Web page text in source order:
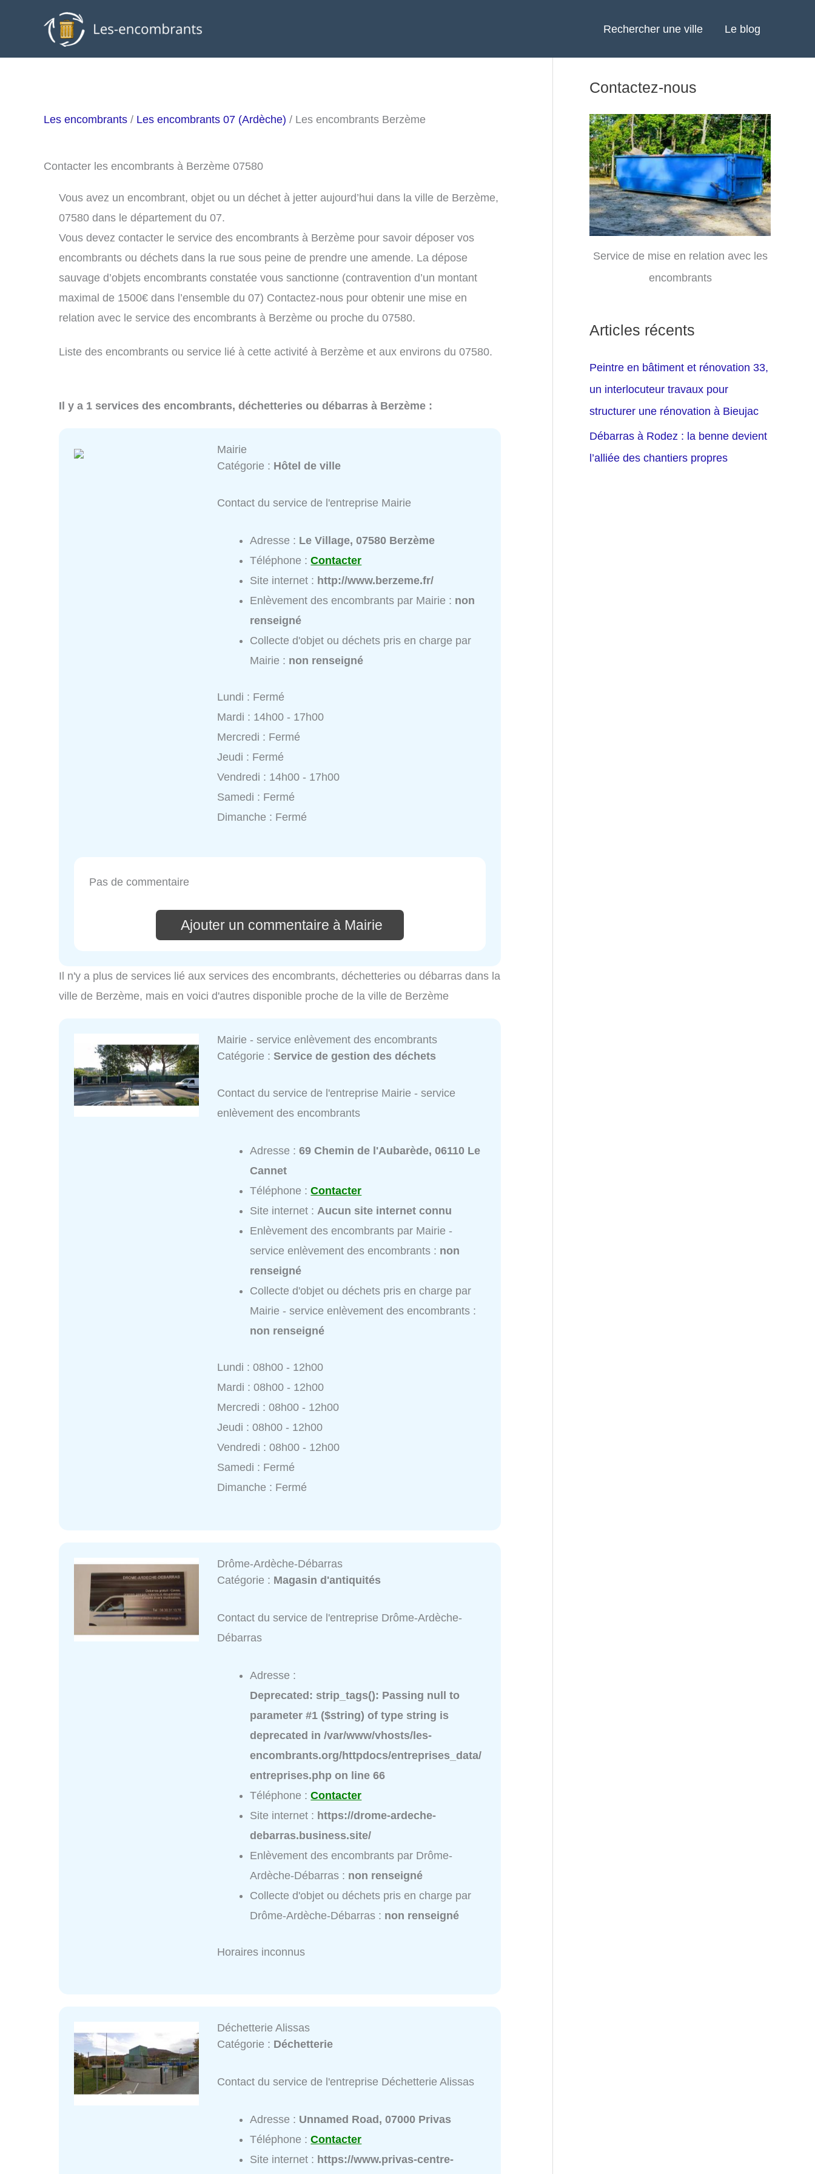
Rechercher une ville Le blog
Les encombrants / Les encombrants 07 (Ardèche) / Les encombrants Berzème
Contacter les encombrants à Berzème 07580
Vous avez un encombrant, objet ou un déchet à jetter aujourd’hui dans la ville de Berzème,
07580 dans le département du 07.
Vous devez contacter le service des encombrants à Berzème pour savoir déposer vos
encombrants ou déchets dans la rue sous peine de prendre une amende. La dépose
sauvage d’objets encombrants constatée vous sanctionne (contravention d’un montant
maximal de 1500€ dans l’ensemble du 07) Contactez-nous pour obtenir une mise en
relation avec le service des encombrants à Berzème ou proche du 07580.
Liste des encombrants ou service lié à cette activité à Berzème et aux environs du 07580.
Il y a 1 services des encombrants, déchetteries ou débarras à Berzème :
Mairie
Catégorie : Hôtel de ville
Contact du service de l'entreprise Mairie
Adresse : Le Village, 07580 Berzème
Téléphone :Contacter
Site internet : http://www.berzeme.fr/
Enlèvement des encombrants par Mairie : non
renseigné
Collecte d'objet ou déchets pris en charge par
Mairie : non renseigné
Lundi : Fermé
Mardi : 14h00 - 17h00
Mercredi : Fermé
Jeudi : Fermé
Vendredi : 14h00 - 17h00
Samedi : Fermé
Dimanche : Fermé
Pas de commentaire
Ajouter un commentaire à Mairie
Il n'y a plus de services lié aux services des encombrants, déchetteries ou débarras dans la
ville de Berzème, mais en voici d'autres disponible proche de la ville de Berzème
Mairie - service enlèvement des encombrants
Catégorie :Service de gestion des déchets
Contact du service de l'entreprise Mairie - service
enlèvement des encombrants
Adresse :69 Chemin de l'Aubarède, 06110 Le
Cannet
Téléphone :Contacter
Site internet :Aucun site internet connu
Enlèvement des encombrants par Mairie -
service enlèvement des encombrants : non
renseigné
Collecte d'objet ou déchets pris en charge par
Mairie - service enlèvement des encombrants :
non renseigné
Lundi : 08h00 - 12h00
Mardi : 08h00 - 12h00
Mercredi : 08h00 - 12h00
Jeudi : 08h00 - 12h00
Vendredi : 08h00 - 12h00
Samedi : Fermé
Dimanche : Fermé
Drôme-Ardèche-Débarras
Catégorie : Magasin d'antiquités
Contact du service de l'entreprise Drôme-Ardèche-
Débarras
Adresse :
Deprecated: strip_tags(): Passing null to
parameter #1 ($string) of type string is
deprecated in/var/www/vhosts/les-
encombrants.org/httpdocs/entreprises_data/
entreprises.php on line66
Téléphone :Contacter
Site internet : https://drome-ardeche-
debarras.business.site/
Enlèvement des encombrants par Drôme-
Ardèche-Débarras : non renseigné
Collecte d'objet ou déchets pris en charge par
Drôme-Ardèche-Débarras : non renseigné
Horaires inconnus
Déchetterie Alissas
Catégorie : Déchetterie
Contact du service de l'entreprise Déchetterie Alissas
Adresse : Unnamed Road, 07000 Privas
Téléphone :Contacter
Site internet : https://www.privas-centre-
Contactez-nous
Service de mise en relation avec les
encombrants
Articles récents
Peintre en bâtiment et rénovation 33,
un interlocuteur travaux pour
structurer une rénovation à Bieujac
Débarras à Rodez : la benne devient
l’alliée des chantiers propres